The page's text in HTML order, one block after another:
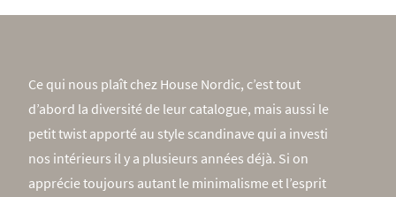
Ce qui nous plaît chez House Nordic, c’est tout
d’abord la diversité de leur catalogue, mais aussi le
petit twist apporté au style scandinave qui a investi
nos intérieurs il y a plusieurs années déjà. Si on
apprécie toujours autant le minimalisme et l’esprit